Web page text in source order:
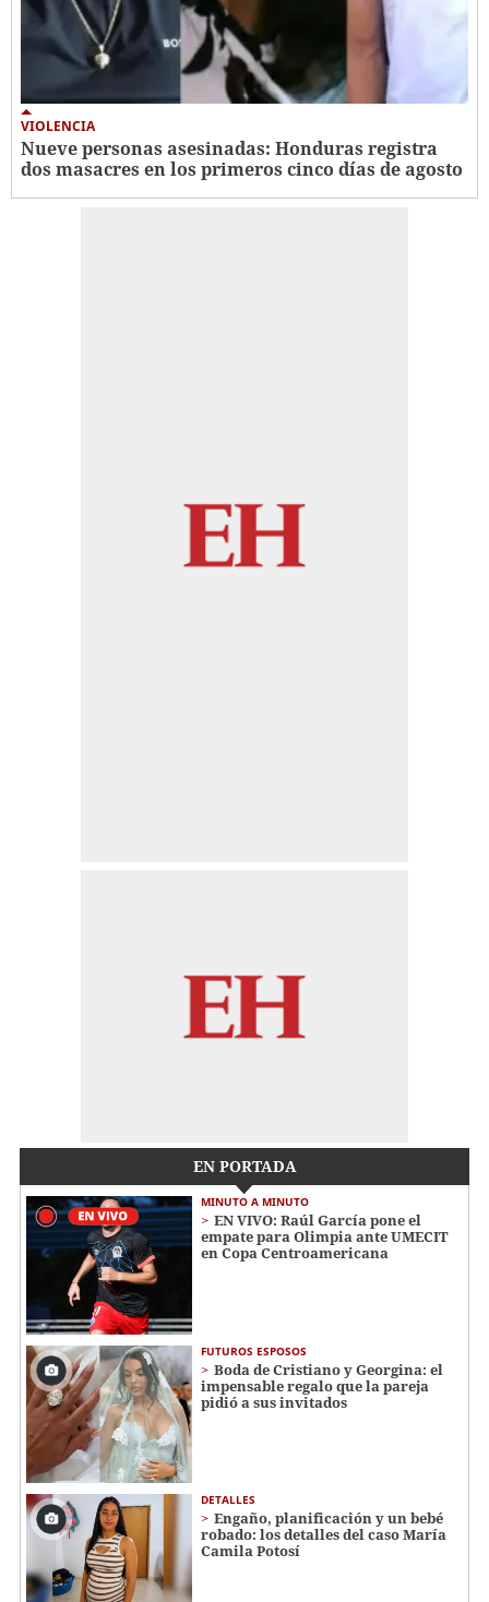
VIOLENCIA
Nueve personas asesinadas: Honduras registra
dos masacres en los primeros cinco días de agosto
EN PORTADA
MINUTO A MINUTO
EN VIVO: Raúl García pone el
empate para Olimpia ante UMECIT
en Copa Centroamericana
FUTUROS ESPOSOS
Boda de Cristiano y Georgina: el
impensable regalo que la pareja
pidió a sus invitados
DETALLES
Engaño, planificación y un bebé
robado: los detalles del caso María
Camila Potosí